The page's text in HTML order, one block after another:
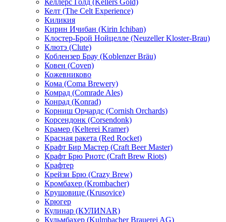
Келт (The Celt Experience)
Киликия
Кирин Ичибан (Kirin Ichiban)
Клостер-Брой Нойцелле (Neuzeller Kloster-Brau)
Клютэ (Clute)
Коблензер Брау (Koblenzer Bräu)
Ковен (Coven)
Кожевниково
Кома (Coma Brewery)
Комрад (Comrade Ales)
Конрад (Konrad)
Корниш Орчардс (Cornish Orchards)
Корсендонк (Corsendonk)
Крамер (Kelterei Kramer)
Красная ракета (Red Rocket)
Крафт Бир Мастер (Craft Beer Master)
Крафт Брю Риотс (Craft Brew Riots)
Крафтер
Крейзи Брю (Crazy Brew)
Кромбахер (Krombacher)
Крушовице (Krusovice)
Крюгер
Кулинар (КУЛИNAR)
Кульмбахер (Kulmbacher Brauerei AG)